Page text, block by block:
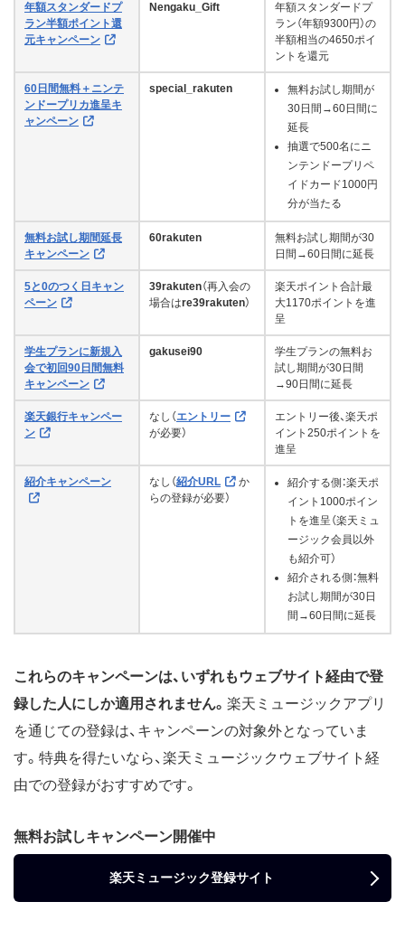
年額スタンダードプ
ラン半額ポイント還
元キャンペーン
Nengaku_Gift
年額スタンダードプ
ラン（年額9300円）の
半額相当の4650ポイ
ントを還元
60日間無料＋ニンテ
ンドープリカ進呈キ
ャンペーン
special_rakuten
無料お試し期間が
30日間→60日間に
延長
抽選で500名にニ
ンテンドープリペ
イドカード1000円
分が当たる
無料お試し期間延長
キャンペーン
60rakuten
無料お試し期間が30
日間→60日間に延長
5と0のつく日キャン
ペーン
39rakuten（再入会の
場合はre39rakuten）
楽天ポイント合計最
大1170ポイントを進
呈
学生プランに新規入
会で初回90日間無料
キャンペーン
gakusei90
学生プランの無料お
試し期間が30日間
→90日間に延長
楽天銀行キャンペー
ン
なし（エントリー
が必要）
エントリー後、楽天ポ
イント250ポイントを
進呈
紹介キャンペーン なし（紹介URL
か
らの登録が必要）
紹介する側：楽天ポ
イント1000ポイン
トを進呈（楽天ミュ
ージック会員以外
も紹介可）
紹介される側：無料
お試し期間が30日
間→60日間に延長
これらのキャンペーンは、いずれもウェブサイト経由で登
録した人にしか適用されません。 楽天ミュージックアプリ
を通じての登録は、キャンペーンの対象外となっていま
す。特典を得たいなら、楽天ミュージックウェブサイト経
由での登録がおすすめです。
無料お試しキャンペーン開催中
楽天ミュージック登録サイト